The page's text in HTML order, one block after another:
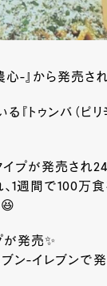
-』から発売さ
トゥンバ（ピリ
プが発売され
1週間で100万
発売✨
ン-イレブンで